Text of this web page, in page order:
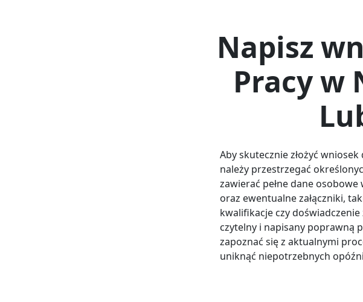
Napisz
Pracy w
Aby skutecznie złożyć
należy przestrzegać
zawierać pełne dane
oraz ewentualne załączniki,
kwalifikacje czy
czytelny i napisany poprawną
zapoznać się z aktualnymi
uniknąć niepotrzebnych